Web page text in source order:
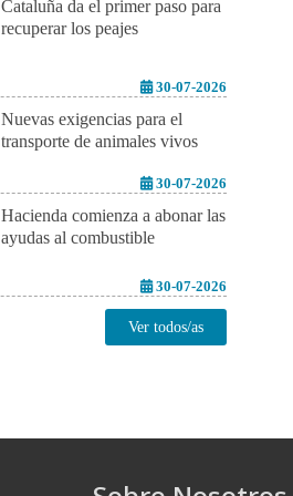
Cataluña da el primer paso para
recuperar los peajes
30-07-2026
Nuevas exigencias para el
transporte de animales vivos
30-07-2026
Hacienda comienza a abonar las
ayudas al combustible
30-07-2026
Ver todos/as